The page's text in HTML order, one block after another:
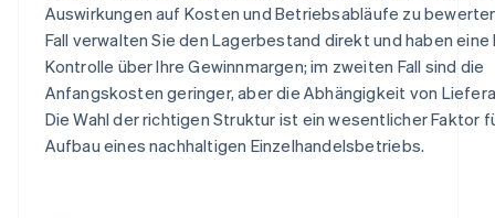
Auswirkungen auf Kosten und Betriebsabläufe zu
Fall verwalten Sie den Lagerbestand direkt und haben
Kontrolle über Ihre Gewinnmargen; im zweiten Fall sind die
Anfangskosten geringer, aber die Abhängigkeit von
Die Wahl der richtigen Struktur ist ein wesentlicher Faktor
Aufbau eines nachhaltigen Einzelhandelsbetriebs.